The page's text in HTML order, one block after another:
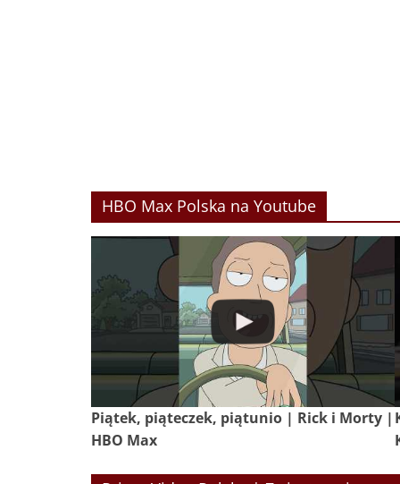
HBO Max Polska na Youtube
Piątek, piąteczek, piątunio | Rick i Morty |
HBO Max